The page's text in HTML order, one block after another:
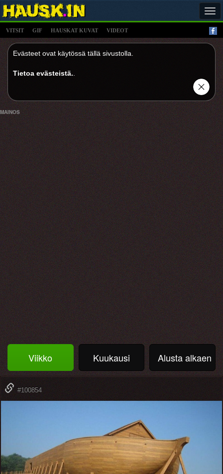
VITSIT GIF HAUSKAT KUVAT VIDEOT
Evästeet ovat käytössä tällä sivustolla.
Tietoa evästeistä.
MAINOS
Viikko Kuukausi Alusta alkaen
#100854